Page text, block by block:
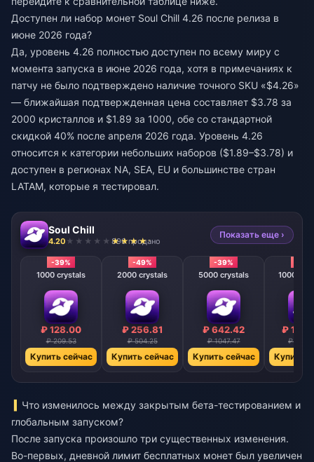
Доступен ли набор монет Soul Chill 4.26 после релиза в
июне 2026 года?
Да, уровень 4.26 полностью доступен по всему миру с
момента запуска в июне 2026 года, хотя в примечаниях к
патчу не было подтверждено наличие точного SKU «$4.26»
— ближайшая подтвержденная цена составляет $3.78 за
2000 кристаллов и $1.89 за 1000, обе со стандартной
скидкой 40% после апреля 2026 года. Уровень 4.26
относится к категории небольших наборов ($1.89–$3.78) и
доступен в регионах NA, SEA, EU и большинстве стран
LATAM, которые я тестировал.
Soul Chill
4.20 896 продано
Показать еще ›
-39%
1000 crystals
₽ 128.00
₽ 209.53
Купить сейчас
-49%
2000 crystals
₽ 256.81
₽ 504.25
Купить сейчас
-39%
5000 crystals
₽ 642.42
₽ 1047.47
Купить сейчас
10000
₽
₽
Купить
Что изменилось между закрытым бета-тестированием и
глобальным запуском?
После запуска произошло три существенных изменения.
Во-первых, дневной лимит бесплатных монет был увеличен